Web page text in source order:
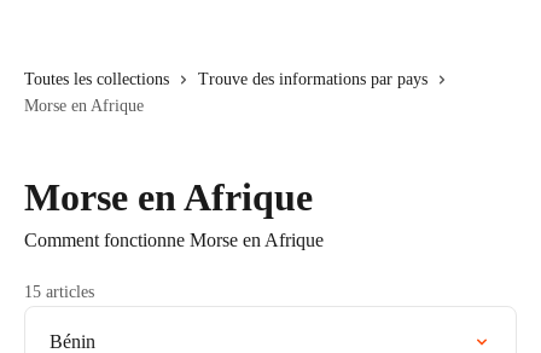
Toutes les collections
Trouve des informations par pays
Morse en Afrique
Morse en Afrique
Comment fonctionne Morse en Afrique
15 articles
Bénin